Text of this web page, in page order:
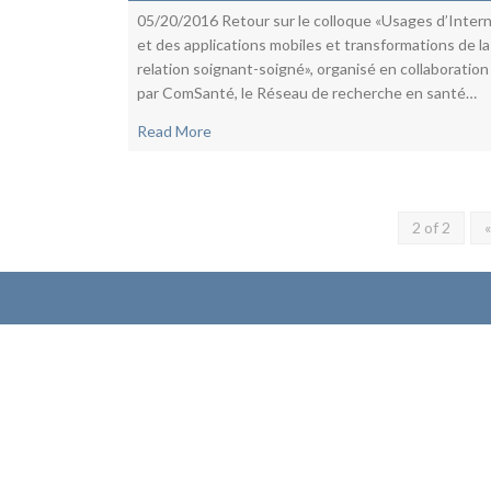
05/20/2016 Retour sur le colloque «Usages
et des applications mobiles et transformations de la
relation soignant-soigné», organisé en collaboration
par ComSanté, le Réseau de recherche en santé…
Read More
2 of 2